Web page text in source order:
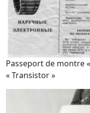
Passeport de montre
« Transistor »